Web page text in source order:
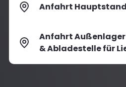
Anfahrt
Anfahrt Außenlager
& Abladestelle für